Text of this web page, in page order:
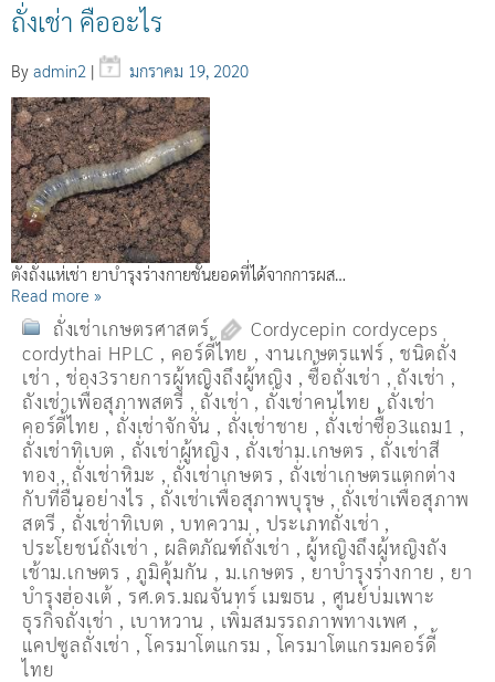
ถั่งเช่า คืออะไร
By admin2 | มกราคม 19, 2020
ตังถั่งแห่เช่า ยาบำรุงร่างกายชั้นยอดที่ได้จากการผส…
Read more »
ถั่งเช่าเกษตรศาสตร์
Cordycepin cordyceps
cordythai HPLC , คอร์ดี้ไทย , งานเกษตรแฟร์ , ชนิดถั่ง
เช่า , ช่อง3รายการผู้หญิงถึงผู้หญิง ,ซื้อถั่งเช่า , ถังเช่า ,
ถังเช่าเพื่อสุภาพสตรี , ถั่งเช่า , ถั่งเช่าคนไทย , ถั่งเช่า
คอร์ดี้ไทย , ถั่งเช่าจักจั่น , ถั่งเช่าชาย , ถั่งเช่าซื้อ3แถม1 ,
ถั่งเช่าทิเบต , ถั่งเช่าผู้หญิง , ถั่งเช่าม.เกษตร , ถั่งเช่าสี
ทอง , ถั่งเช่าหิมะ , ถั่งเช่าเกษตร , ถั่งเช่าเกษตรแตกต่าง
กับที่อื่นอย่างไร , ถั่งเช่าเพื่อสุภาพบุรุษ , ถั่งเช่าเพื่อสุภาพ
สตรี , ถั่่งเช่าทิเบต ,บทความ , ประเภทถั่งเช่า ,
ประโยชน์ถั่งเช่า , ผลิตภัณฑ์ถั่งเช่า , ผู้หญิงถึงผู้หญิงถัง
เช้าม.เกษตร ,ภูมิคุ้มกัน , ม.เกษตร , ยาบำรุงร่างกาย , ยา
บำรุงฮ่องเต้ , รศ.ดร.มณจันทร์ เมฆธน , ศูนย์บ่มเพาะ
ธุรกิจถั่งเช่า , เบาหวาน , เพิ่มสมรรถภาพทางเพศ ,
แคปซูลถั่งเช่า ,โครมาโตแกรม ,โครมาโตแกรมคอร์ดี้
ไทย